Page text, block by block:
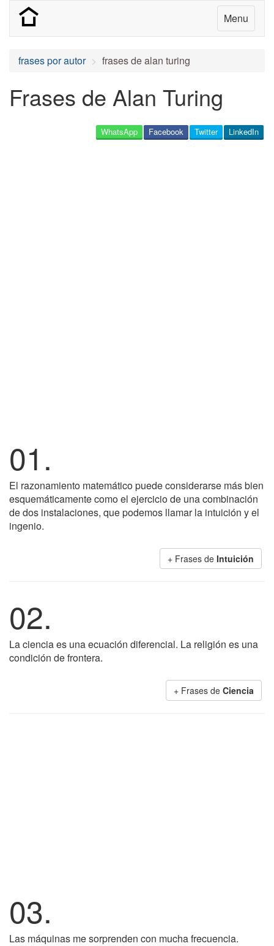
Menu
frases por autor frases de alan turing
Frases de Alan Turing
LinkedIn
Twitter
Facebook
WhatsApp
01.
El razonamiento matemático puede considerarse más bien
esquemáticamente como el ejercicio de una combinación
de dos instalaciones, que podemos llamar la intuición y el
ingenio.
+ Frases de Intuición
02.
La ciencia es una ecuación diferencial. La religión es una
condición de frontera.
+ Frases de Ciencia
03.
Las máquinas me sorprenden con mucha frecuencia.